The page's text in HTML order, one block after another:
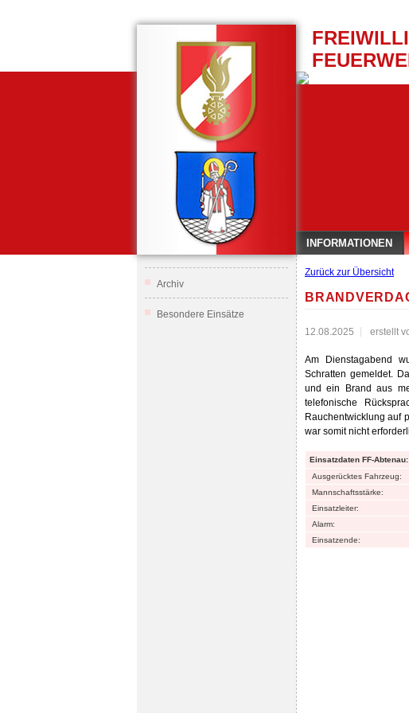
INFORMATIONEN
Archiv
Besondere Einsätze
Zurück zur Übersicht
12.08.2025 erstellt
Am Dienstagabend
Schratten gemeldet.
und ein Brand aus
telefonische
Rauchentwicklung auf
war somit nicht
Einsatzdaten FF-Abtenau:
Ausgerücktes Fahrzeug:
Mannschaftsstärke:
Einsatzleiter:
Alarm:
Einsatzende: